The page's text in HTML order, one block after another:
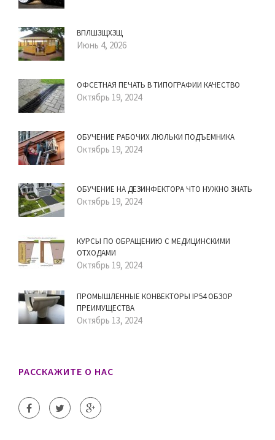
ВПЛШЗЩХЗЩ
Июнь 4, 2026
ОФСЕТНАЯ ПЕЧАТЬ В ТИПОГРАФИИ КАЧЕСТВО
Октябрь 19, 2024
ОБУЧЕНИЕ РАБОЧИХ ЛЮЛЬКИ ПОДЪЕМНИКА
Октябрь 19, 2024
ОБУЧЕНИЕ НА ДЕЗИНФЕКТОРА ЧТО НУЖНО ЗНАТЬ
Октябрь 19, 2024
КУРСЫ ПО ОБРАЩЕНИЮ С МЕДИЦИНСКИМИ
ОТХОДАМИ
Октябрь 19, 2024
ПРОМЫШЛЕННЫЕ КОНВЕКТОРЫ IP54 ОБЗОР
ПРЕИМУЩЕСТВА
Октябрь 13, 2024
РАССКАЖИТЕ О НАС